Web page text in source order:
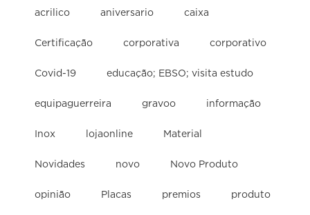
acrilico aniversario caixa
Certificação corporativa corporativo
Covid-19 educação; EBSO; visita estudo
equipaguerreira gravoo informação
Inox lojaonline Material
Novidades novo Novo Produto
opinião Placas premios produto